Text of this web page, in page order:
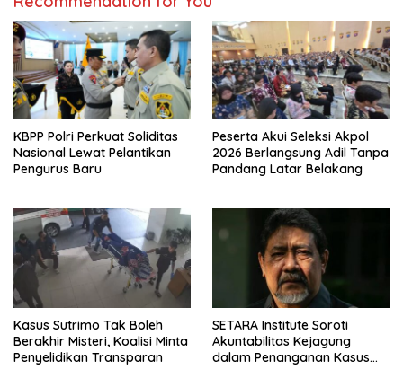
KBPP Polri Perkuat Soliditas
Nasional Lewat Pelantikan
Pengurus Baru
Peserta Akui Seleksi Akpol
2026 Berlangsung Adil Tanpa
Pandang Latar Belakang
Kasus Sutrimo Tak Boleh
Berakhir Misteri, Koalisi Minta
Penyelidikan Transparan
SETARA Institute Soroti
Akuntabilitas Kejagung
dalam Penanganan Kasus